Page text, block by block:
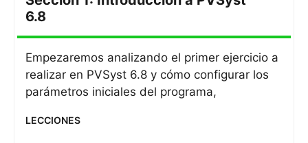
6.8
a
PVSyst
Empezaremos analizando el primer ejercicio a
realizar en PVSyst 6.8 y cómo configurar los
parámetros iniciales del programa,
LECCIONES